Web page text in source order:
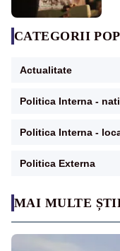
MAI MULTE
CATEGORII
Actualitate
Politica Interna -
Politica Interna -
Politica Externa